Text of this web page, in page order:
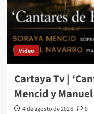
Video
Cartaya Tv |
Mencid y
4 de agosto de 2026 0